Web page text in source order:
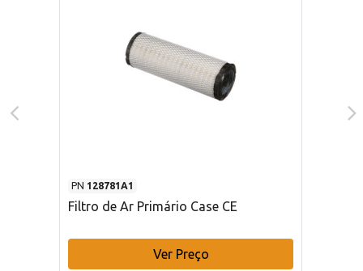
PN 128781A1
Filtro de Ar Primário Case CE
Ver Preço